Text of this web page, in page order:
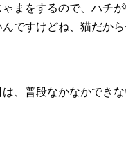
まをするので、ハチ
んですけどね、猫だか
、普段なかなかでき